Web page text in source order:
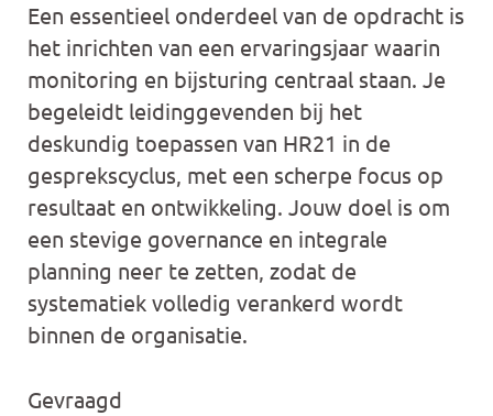
Een essentieel onderdeel van de opdracht is
het inrichten van een ervaringsjaar waarin
monitoring en bijsturing centraal staan. Je
begeleidt leidinggevenden bij het
deskundig toepassen van HR21 in de
gesprekscyclus, met een scherpe focus op
resultaat en ontwikkeling. Jouw doel is om
een stevige governance en integrale
planning neer te zetten, zodat de
systematiek volledig verankerd wordt
binnen de organisatie.
Gevraagd